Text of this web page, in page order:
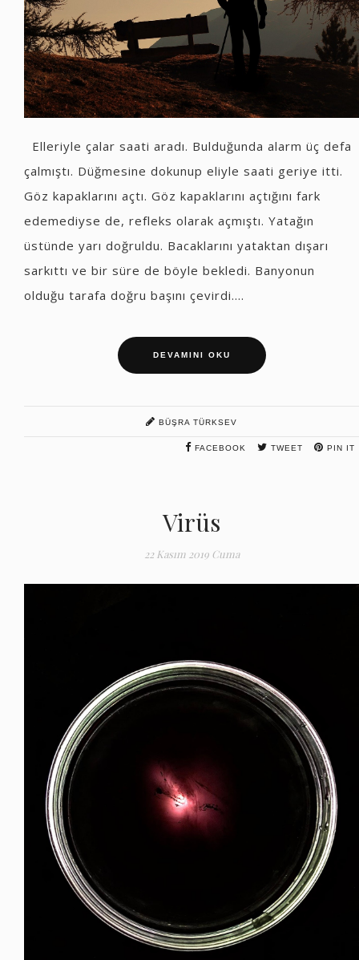
Elleriyle çalar saati aradı. Bulduğunda alarm üç defa
çalmıştı. Düğmesine dokunup eliyle saati geriye itti.
Göz kapaklarını açtı. Göz kapaklarını açtığını fark
edemediyse de, refleks olarak açmıştı. Yatağın
üstünde yarı doğruldu. Bacaklarını yataktan dışarı
sarkıttı ve bir süre de böyle bekledi. Banyonun
olduğu tarafa doğru başını çevirdi....
DEVAMINI OKU
BÜŞRA TÜRKSEV
FACEBOOK TWEET PIN IT
Virüs
22 Kasım 2019 Cuma